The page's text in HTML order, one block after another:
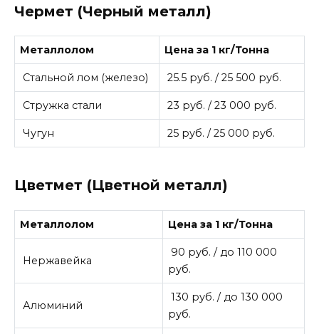
Чермет (Черный металл)
Металлолом Цена за 1 кг/Тонна
Стальной лом (железо) 25.5 руб. / 25 500 руб.
Стружка стали 23 руб. / 23 000 руб.
Чугун 25 руб. / 25 000 руб.
Цветмет (Цветной металл)
Металлолом Цена за 1 кг/Тонна
Нержавейка
90 руб. / до 110 000
руб.
Алюминий
130 руб. / до 130 000
руб.